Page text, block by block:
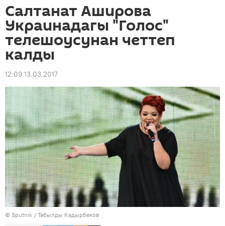
Салтанат Аширова
Украинадагы "Голос"
телешоусунан четтеп
калды
12:09 13.03.2017
© Sputnik / Табылды Кадырбеков